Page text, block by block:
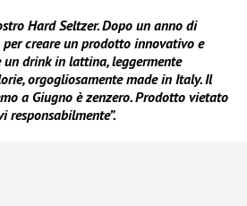
Hard Seltzer. Dopo un anno di
creare un prodotto innovativo e
un drink in lattina, leggermente
orgogliosamente made in Italy. Il
a Giugno è zenzero. Prodotto vietato